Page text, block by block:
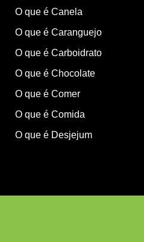
O que é Canela
O que é Caranguejo
O que é Carboidrato
O que é Chocolate
O que é Comer
O que é Comida
O que é Desjejum